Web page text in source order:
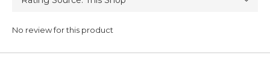
No review for this product